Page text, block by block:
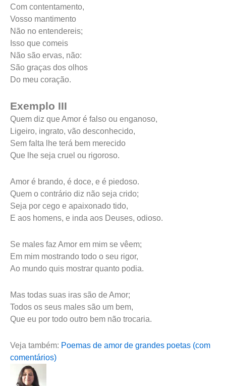
Com contentamento,
Vosso mantimento
Não no entendereis;
Isso que comeis
Não são ervas, não:
São graças dos olhos
Do meu coração.
Exemplo III
Quem diz que Amor é falso ou enganoso,
Ligeiro, ingrato, vão desconhecido,
Sem falta lhe terá bem merecido
Que lhe seja cruel ou rigoroso.
Amor é brando, é doce, e é piedoso.
Quem o contrário diz não seja crido;
Seja por cego e apaixonado tido,
E aos homens, e inda aos Deuses, odioso.
Se males faz Amor em mim se vêem;
Em mim mostrando todo o seu rigor,
Ao mundo quis mostrar quanto podia.
Mas todas suas iras são de Amor;
Todos os seus males são um bem,
Que eu por todo outro bem não trocaria.
Veja também: Poemas de amor de grandes poetas (com
comentários)